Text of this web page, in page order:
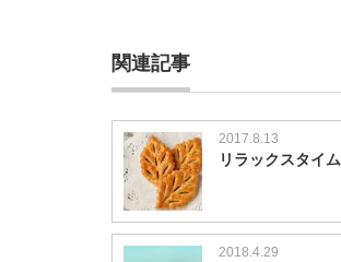
関連記事
2017.8.13
リラックスタイム
2018.4.29